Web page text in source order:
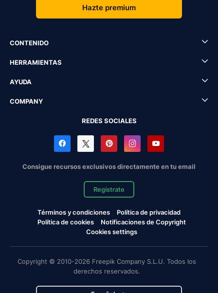
Hazte premium
CONTENIDO
HERRAMIENTAS
AYUDA
COMPANY
REDES SOCIALES
Consigue recursos exclusivos directamente en tu email
Regístrate
Términos y condiciones
Política de privacidad
Política de cookies
Notificaciones de Copyright
Cookies settings
Copyright © 2010-2026 Freepik Company S.L.U. Todos los
derechos reservados.